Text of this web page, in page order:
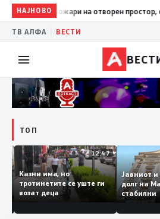
НАЈНОВО17:42ЦУК: До 18 часот 11
ТВ АЛФА ВЕСТИ
ТОП
12:47
Казни има, но
тротинетите се уште ги
возат деца
долг на